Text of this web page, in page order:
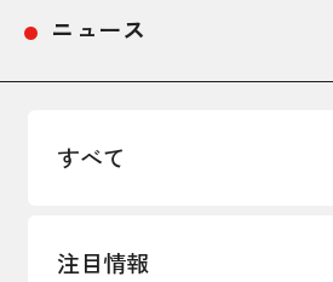
ニュース
すべて
注目情報